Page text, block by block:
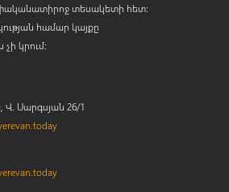
տեսակետի հետ:
համար կայքը
կրում:
Սարգսյան 26/1